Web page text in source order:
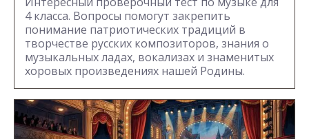
4 класса. Вопросы помогут закрепить
понимание патриотических традиций в
творчестве русских композиторов, знания о
музыкальных ладах, вокализах и знаменитых
хоровых произведениях нашей Родины.